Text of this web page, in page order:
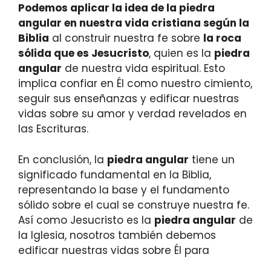
Podemos aplicar la idea de la piedra
angular en nuestra vida cristiana según la
Biblia al construir nuestra fe sobre la roca
sólida que es Jesucristo, quien es la piedra
angular de nuestra vida espiritual. Esto
implica confiar en Él como nuestro cimiento,
seguir sus enseñanzas y edificar nuestras
vidas sobre su amor y verdad revelados en
las Escrituras.
En conclusión, la piedra angular tiene un
significado fundamental en la Biblia,
representando la base y el fundamento
sólido sobre el cual se construye nuestra fe.
Así como Jesucristo es la piedra angular de
la Iglesia, nosotros también debemos
edificar nuestras vidas sobre Él para